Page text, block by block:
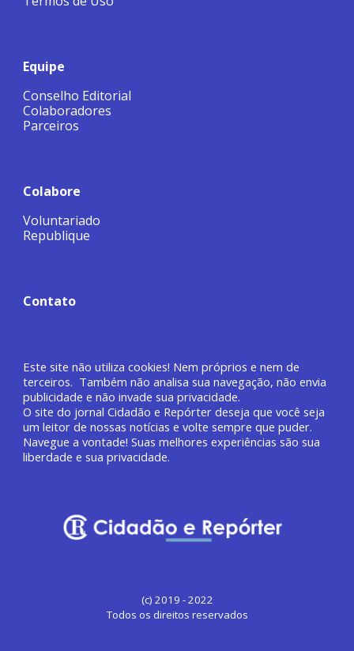
Equipe
Conselho Editorial
Colaboradores
Parceiros
Colabore
Voluntariado
Republique
Contato
Este site não utiliza cookies! Nem próprios e nem de
terceiros. Também não analisa sua navegação, não envia
publicidade e não invade sua privacidade.
O site do jornalCidadão e Repórter deseja que você seja
um leitor de nossas notícias e volte sempre que puder.
Navegue a vontade! Suas melhores experiências são sua
liberdade e sua privacidade.
(c) 2019 - 2022
Todos os direitos reservados